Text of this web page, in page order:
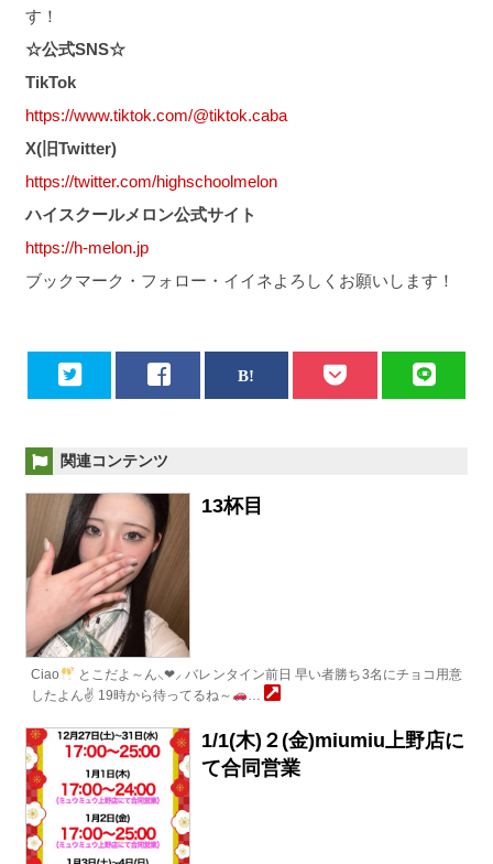
す！
☆公式SNS☆
TikTok
https://www.tiktok.com/@tiktok.caba
X(旧Twitter)
https://twitter.com/highschoolmelon
ハイスクールメロン公式サイト
https://h-melon.jp
ブックマーク・フォロー・イイネよろしくお願いします！
関連コンテンツ
13杯目
Ciao
とこだよ～ん⸜❤︎⸝‍ バレンタイン前日 早い者勝ち3名にチョコ用意
したよん✌ 19時から待ってるね～ …
1/1(木)２(金)miumiu上野店に
て合同営業